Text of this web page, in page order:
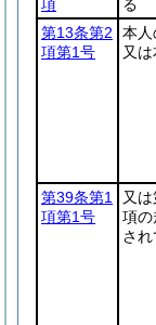
項
る
第13条第2
項第1号
本人
又
第39条第1
項第1号
又
項の
され